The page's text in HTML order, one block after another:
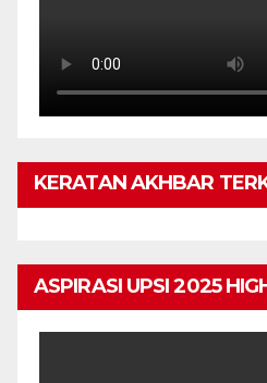
KERATAN AKHBAR
ASPIRASI UPSI 2025